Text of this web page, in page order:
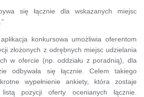
się łącznie dla wskazanych miejsc
konkursowa umożliwia oferentom
złożonych z odrębnych miejsc udzielania
w ofercie (np. oddziału z poradnią), dla
odbywała się łącznie. Celem takiego
wypełnienie ankiety, która zostaje
pozycji oferty ocenianych łącznie.